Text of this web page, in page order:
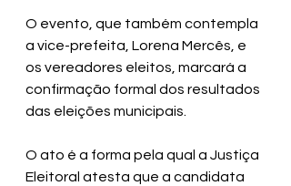
O evento, que também contempla
a vice-prefeita, Lorena Mercês, e
os vereadores eleitos, marcará a
confirmação formal dos resultados
das eleições municipais.
O ato é a forma pela qual a Justiça
Eleitoral atesta que a candidata